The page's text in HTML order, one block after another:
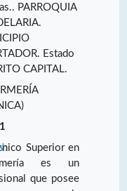
PARROQUIA
Estado
CAPITAL.
Superior en
es un
que posee